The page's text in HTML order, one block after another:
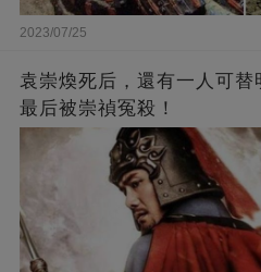
2023/07/25
袁崇煥死后，還有一人可
最后被崇禎冤殺！